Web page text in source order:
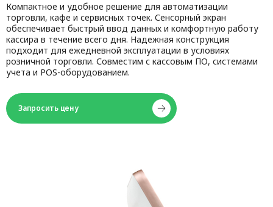
Компактное и удобное решение для автоматизации
торговли, кафе и сервисных точек. Сенсорный экран
обеспечивает быстрый ввод данных и комфортную работу
кассира в течение всего дня. Надежная конструкция
подходит для ежедневной эксплуатации в условиях
розничной торговли. Совместим с кассовым ПО, системами
учета и POS-оборудованием.
Запросить цену